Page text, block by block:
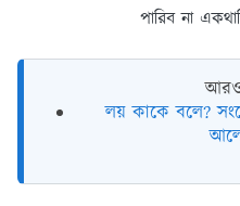
পারিব না
লয় কাকে বলে?